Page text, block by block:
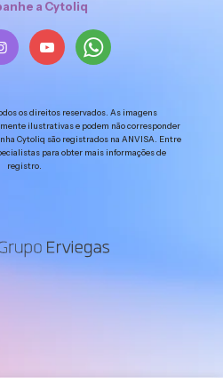
a Cytoliq
os direitos reservados. As imagens
ilustrativas e podem não corresponder
Cytoliq são registrados na ANVISA. Entre
para obter mais informações de
registro.